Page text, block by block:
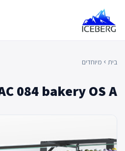
content
בית chevron_left מיוחדים
084 bakery OS A